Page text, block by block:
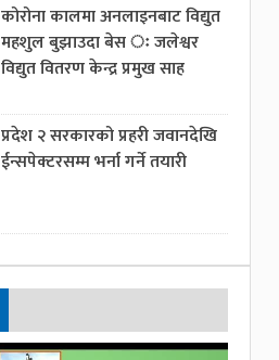
कोरोना कालमा अनलाइनबाट विद्युत
महशुल बुझाउदा बेस ः जलेश्वर
विद्युत वितरण केन्द्र प्रमुख साह
प्रदेश २ सरकारको प्रहरी जवानदेखि
ईन्सपेक्टरसम्म भर्ना गर्ने तयारी